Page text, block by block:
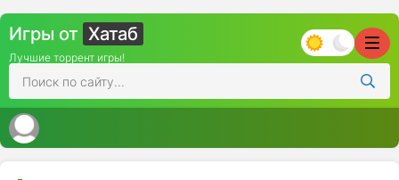
Игры от Хатаб
Лучшие торрент игры!